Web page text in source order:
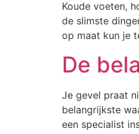
Koude voeten,
de slimste
op maat kun je
De
Je gevel praat
belangrijkste
een specialist